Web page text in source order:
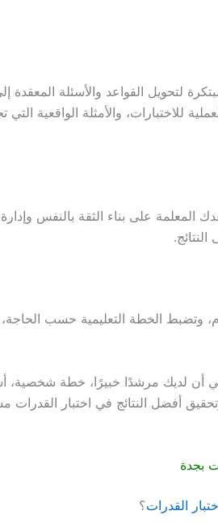
لتحويل القواعد والأسئلة المعقدة
للاختبارات، والأمثلة الواقعية التي
على بناء الثقة بالنفس وإدارة
وتضبط الخطة التعليمية حسب
أن لديك مرشدًا خبيرًا، خطة شخصية،
أفضل النتائج في اختبار القدرات
بجدة
القدرات؟